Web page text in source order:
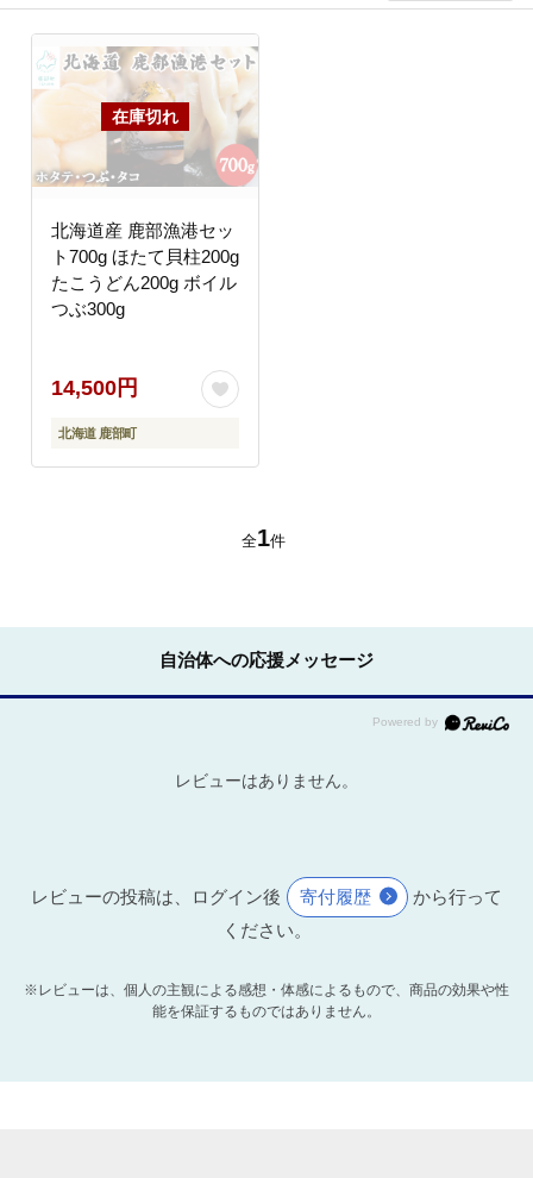
北海道産 鹿部漁港セッ
ト700g ほたて貝柱200g
たこうどん200g ボイル
つぶ300g
14,500円
北海道 鹿部町
全1件
自治体への応援メッセージ
レビューはありません。
レビューの投稿は、ログイン後 寄付履歴
から行って
ください。
※レビューは、個人の主観による感想・体感によるもので、商品の効果や性
能を保証するものではありません。